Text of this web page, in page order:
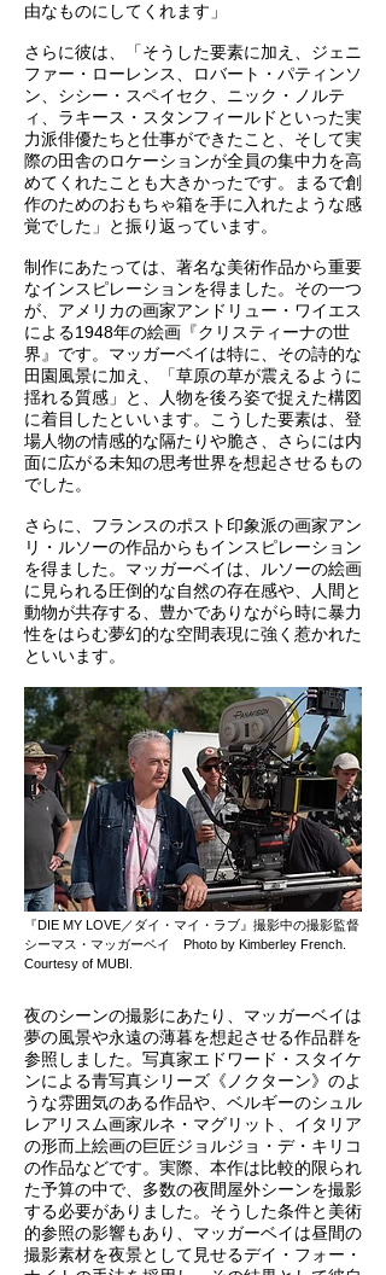
由なものにしてくれます」
さらに彼は、「そうした要素に加え、ジェニ
ファー・ローレンス、ロバート・パティンソ
ン、シシー・スペイセク、ニック・ノルテ
ィ、ラキース・スタンフィールドといった実
力派俳優たちと仕事ができたこと、そして実
際の田舎のロケーションが全員の集中力を高
めてくれたことも大きかったです。まるで創
作のためのおもちゃ箱を手に入れたような感
覚でした」と振り返っています。
制作にあたっては、著名な美術作品から重要
なインスピレーションを得ました。その一つ
が、アメリカの画家アンドリュー・ワイエス
による1948年の絵画『クリスティーナの世
界』です。マッガーベイは特に、その詩的な
田園風景に加え、「草原の草が震えるように
揺れる質感」と、人物を後ろ姿で捉えた構図
に着目したといいます。こうした要素は、登
場人物の情感的な隔たりや脆さ、さらには内
面に広がる未知の思考世界を想起させるもの
でした。
さらに、フランスのポスト印象派の画家アン
リ・ルソーの作品からもインスピレーション
を得ました。マッガーベイは、ルソーの絵画
に見られる圧倒的な自然の存在感や、人間と
動物が共存する、豊かでありながら時に暴力
性をはらむ夢幻的な空間表現に強く惹かれた
といいます。
『DIE MY LOVE／ダイ・マイ・ラブ』撮影中の撮影監督
シーマス・マッガーベイ Photo by Kimberley French.
Courtesy of MUBI.
夜のシーンの撮影にあたり、マッガーベイは
夢の風景や永遠の薄暮を想起させる作品群を
参照しました。写真家エドワード・スタイケ
ンによる青写真シリーズ《ノクターン》のよ
うな雰囲気のある作品や、ベルギーのシュル
レアリスム画家ルネ・マグリット、イタリア
の形而上絵画の巨匠ジョルジョ・デ・キリコ
の作品などです。実際、本作は比較的限られ
た予算の中で、多数の夜間屋外シーンを撮影
する必要がありました。そうした条件と美術
的参照の影響もあり、マッガーベイは昼間の
撮影素材を夜景として見せるデイ・フォー・